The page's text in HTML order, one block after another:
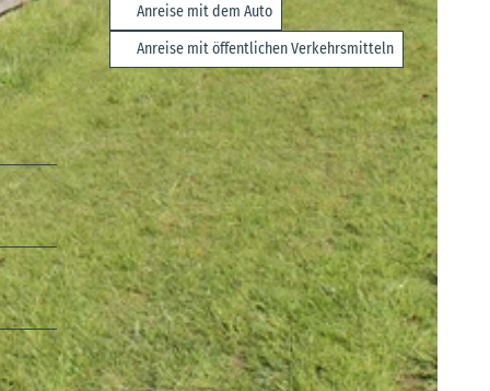
Anreise mit dem Auto
Anreise mit öffentlichen Verkehrsmitteln